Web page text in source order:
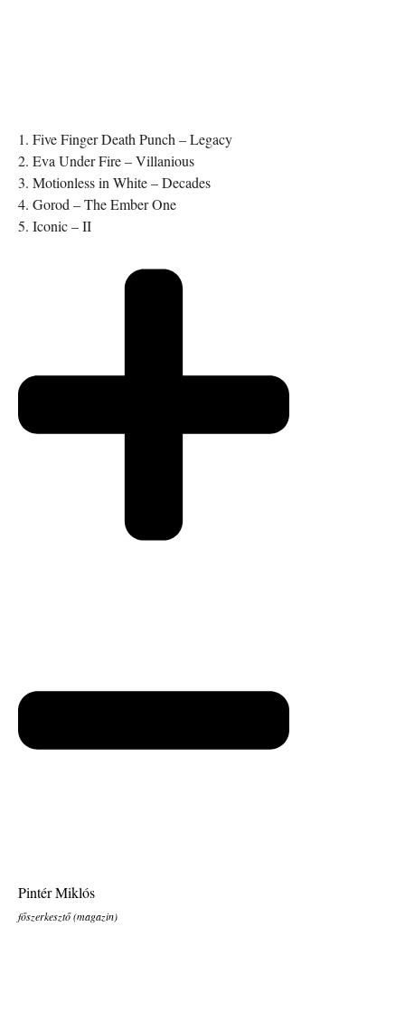
1. Five Finger Death Punch – Legacy
2. Eva Under Fire – Villanious
3. Motionless in White – Decades
4. Gorod – The Ember One
5. Iconic – II
Pintér Miklós
főszerkesztő (magazin)